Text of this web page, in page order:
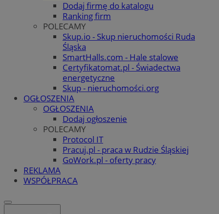
Dodaj firmę do katalogu
Ranking firm
POLECAMY
Skup.io - Skup nieruchomości Ruda
Śląska
SmartHalls.com - Hale stalowe
Certyfikatomat.pl - Świadectwa
energetyczne
Skup - nieruchomości.org
OGŁOSZENIA
OGŁOSZENIA
Dodaj ogłoszenie
POLECAMY
Protocol IT
Pracuj.pl - praca w Rudzie Śląskiej
GoWork.pl - oferty pracy
REKLAMA
WSPÓŁPRACA